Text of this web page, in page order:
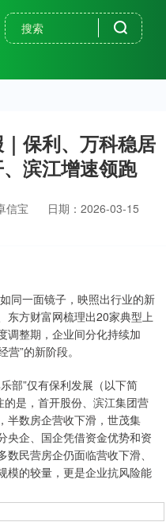
保利、万科稳居
滨江增速领跑
信宝
日期：2026-03-15
一面镜子，映照出行业的新
东方财富网梳理出20家典型上
调整期，企业间分化持续加
”的新阶段。
”仅有保利发展（以下简
的是，首开股份、滨江集团营
半数房企营收下滑，世茂集
央企、国企凭借资金优势和资
民营房企仍面临营收下滑、
模的较量，更是企业抗风险能